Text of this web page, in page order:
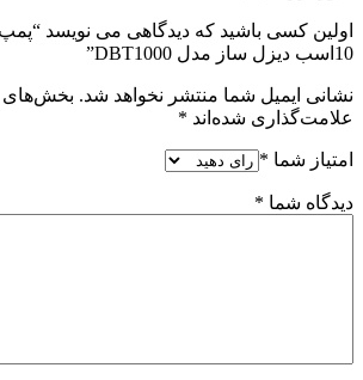
اولین کسی باشید که دیدگاهی می نویسد “پمپ
10اسب دیزل ساز مدل DBT1000”
نشانی ایمیل شما منتشر نخواهد شد. بخش‌های
علامت‌گذاری شده‌اند *
امتیاز شما *
دیدگاه شما *